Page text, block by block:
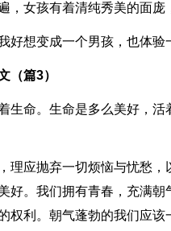
，女孩有着清纯秀美的面
好想变成一个男孩，也体验
（篇3）
生命。生命是多么美好，
理应抛弃一切烦恼与忧愁
好。我们拥有青春，充满
权利。朝气蓬勃的我们应该